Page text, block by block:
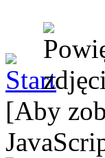
[Aby